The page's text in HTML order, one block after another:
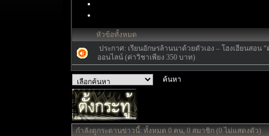
หัวข้อทั้งหมด
ประกาศ: เรียนอักษรล้านนาด้วยตัวเอง – โฮงเฮียนสอน “
ออนไลน์ (ค่าวิชาเพียง 350 บาท)
กำลังดูกระดานข่าวนี้: ทั้งหมด 0 คน, 0 สมาชิก (0 ไม่แสดงตัว)